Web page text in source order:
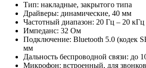
Тип: накладные, закрытого типа
Драйверы: динамические, 40 мм
Частотный диапазон: 20 Гц – 20 кГц
Импеданс: 32 Ом
Подключение: Bluetooth 5.0 (кодек
мм
Дальность беспроводной связи: до
Микрофон: встроенный, для звонков